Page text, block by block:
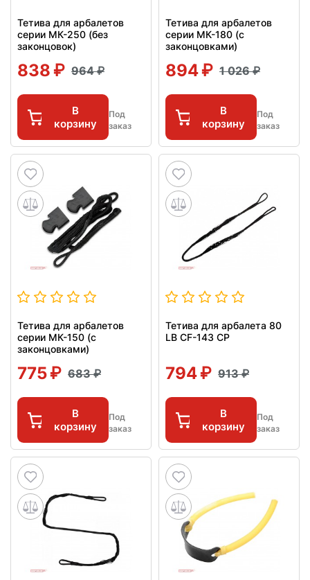
Тетива для арбалетов
серии МК-250 (без
законцовок)
838 964
В
корзину
Под
заказ
Тетива для арбалетов
серии МК-180 (с
законцовками)
894 1 026
В
корзину
Под
заказ
Тетива для арбалетов
серии МК-150 (с
законцовками)
775 683
В
корзину
Под
заказ
Тетива для арбалета 80
LB CF-143 CP
794 913
В
корзину
Под
заказ